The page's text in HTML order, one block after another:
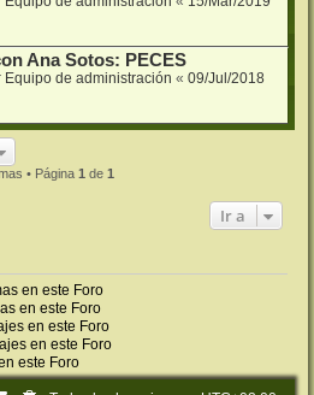
Ana Sotos: PECES
Equipo de administración « 09/Jul/2018
• Página 1 de 1
Ir a
en este Foro
en este Foro
en este Foro
en este Foro
este Foro